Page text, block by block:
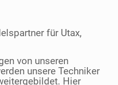
für Utax,
von unseren
unsere Techniker
Hier